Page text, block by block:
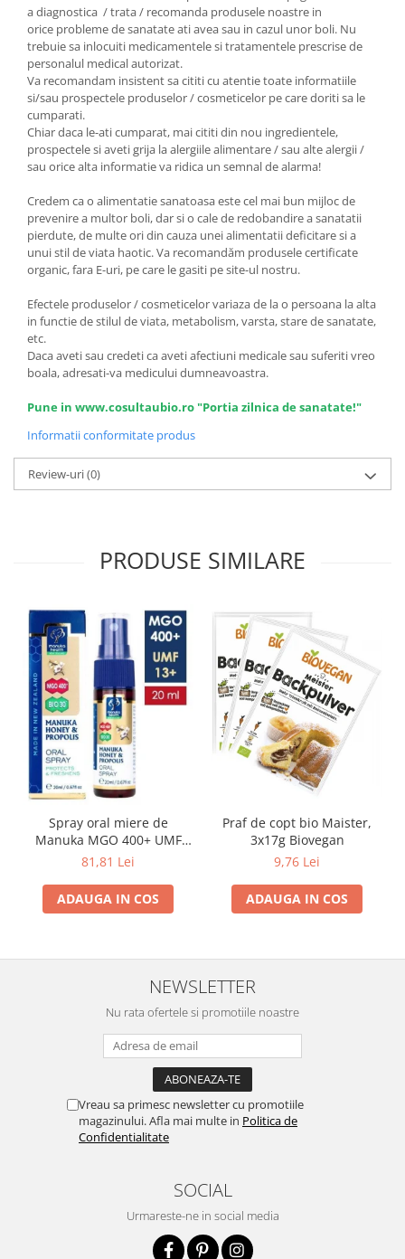
a diagnostica / trata / recomanda produsele noastre in
orice probleme de sanatate ati avea sau in cazul unor boli. Nu
trebuie sa inlocuiti medicamentele si tratamentele prescrise de
personalul medical autorizat.
Va recomandam insistent sa cititi cu atentie toate informatiile
si/sau prospectele produselor / cosmeticelor pe care doriti sa le
cumparati.
Chiar daca le-ati cumparat, mai cititi din nou ingredientele,
prospectele si aveti grija la alergiile alimentare / sau alte alergii /
sau orice alta informatie va ridica un semnal de alarma!
Credem ca o alimentatie sanatoasa este cel mai bun mijloc de
prevenire a multor boli, dar si o cale de redobandire a sanatatii
pierdute, de multe ori din cauza unei alimentatii deficitare si a
unui stil de viata haotic. Va recomandăm produsele certificate
organic, fara E-uri, pe care le gasiti pe site-ul nostru.
Efectele produselor / cosmeticelor variaza de la o persoana la alta
in functie de stilul de viata, metabolism, varsta, stare de sanatate,
etc.
Daca aveti sau credeti ca aveti afectiuni medicale sau suferiti vreo
boala, adresati-va medicului dumneavoastra.
Pune in www.cosultaubio.ro "Portia zilnica de sanatate!"
Informatii conformitate produs
Review-uri(0)
PRODUSE SIMILARE
Spray oral miere de
Manuka MGO 400+ UMF
13+ cu Propolis (20ml)
81,81 Lei
ADAUGA IN COS
Praf de copt bio Maister,
3x17g Biovegan
9,76 Lei
ADAUGA IN COS
NEWSLETTER
Nu rata ofertele si promotiile noastre
Vreau sa primesc newsletter cu promotiile
magazinului. Afla mai multe in Politica de
Confidentialitate
SOCIAL
Urmareste-ne in social media